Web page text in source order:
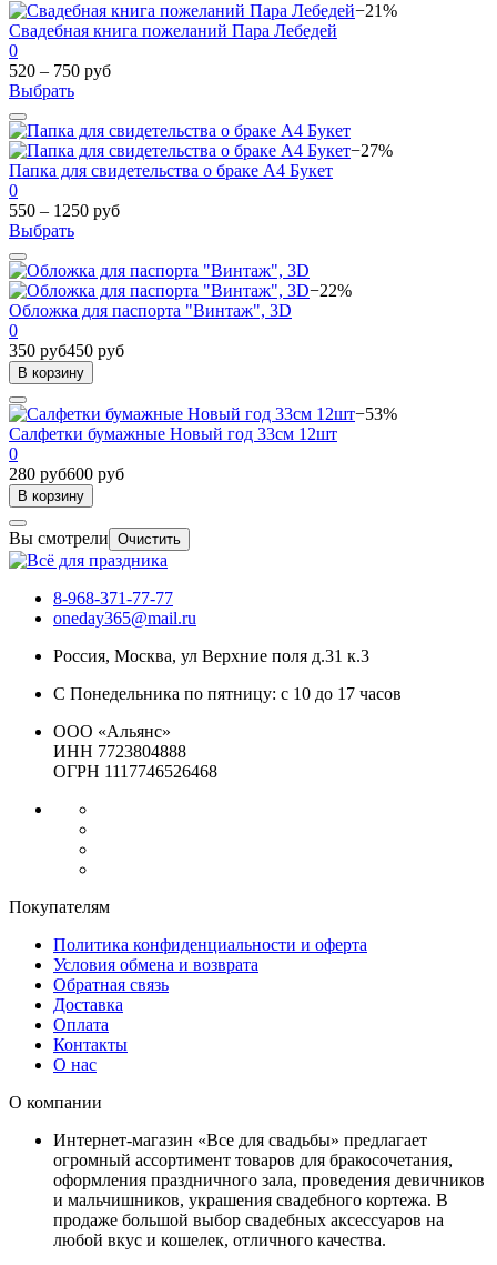
−21%
Свадебная книга пожеланий Пара Лебедей
0
520 – 750 руб
Выбрать
−27%
Папка для свидетельства о браке А4 Букет
0
550 – 1250 руб
Выбрать
−22%
Обложка для паспорта "Винтаж", 3D
0
350 руб450 руб
В корзину
−53%
Салфетки бумажные Новый год 33см 12шт
0
280 руб600 руб
В корзину
Вы смотрели Очистить
8-968-371-77-77
oneday365@mail.ru
Россия, Москва, ул Верхние поля д.31 к.3
С Понедельника по пятницу: с 10 до 17 часов
ООО «Альянс»
ИНН 7723804888
ОГРН 1117746526468
Покупателям
Политика конфиденциальности и оферта
Условия обмена и возврата
Обратная связь
Доставка
Оплата
Контакты
О нас
О компании
Интернет-магазин «Все для свадьбы» предлагает
огромный ассортимент товаров для бракосочетания,
оформления праздничного зала, проведения девичников
и мальчишников, украшения свадебного кортежа. В
продаже большой выбор свадебных аксессуаров на
любой вкус и кошелек, отличного качества.